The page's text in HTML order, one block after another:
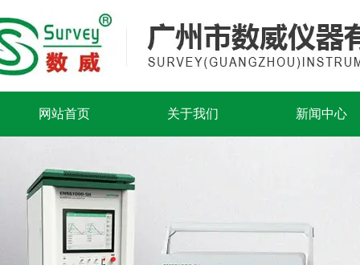
网站首页 关于我们 新闻中心